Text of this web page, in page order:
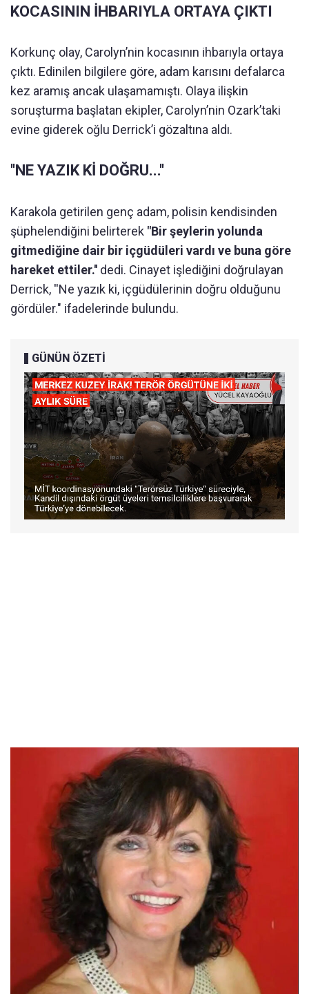
KOCASININ İHBARIYLA ORTAYA ÇIKTI
Korkunç olay, Carolyn’nin kocasının ihbarıyla ortaya
çıktı. Edinilen bilgilere göre, adam karısını defalarca
kez aramış ancak ulaşamamıştı. Olaya ilişkin
soruşturma başlatan ekipler, Carolyn’nin Ozark’taki
evine giderek oğlu Derrick’i gözaltına aldı.
''NE YAZIK Kİ DOĞRU...''
Karakola getirilen genç adam, polisin kendisinden
şüphelendiğini belirterek "Bir şeylerin yolunda
gitmediğine dair bir içgüdüleri vardı ve buna göre
hareket ettiler.'' dedi. Cinayet işlediğini doğrulayan
Derrick, ''Ne yazık ki, içgüdülerinin doğru olduğunu
gördüler." ifadelerinde bulundu.
GÜNÜN ÖZETİ